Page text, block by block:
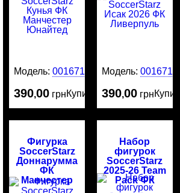
Модель:0016717
390,00 грнКупить
Модель:0016716
390,00 грнКупить
Фигурка
SoccerStarz
Доннарумма
ФК
Манчестер
Сити
Набор
фигурок
SoccerStarz
2025-26 Team
Pack ФК
Ливерпуль